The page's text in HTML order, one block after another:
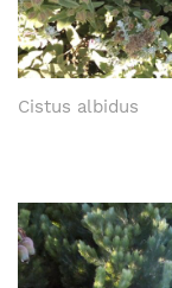
Cistus albidus